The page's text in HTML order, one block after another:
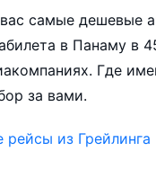
самые дешевые
в Панаму в
Где
за вами.
рейсы из Грейлинга